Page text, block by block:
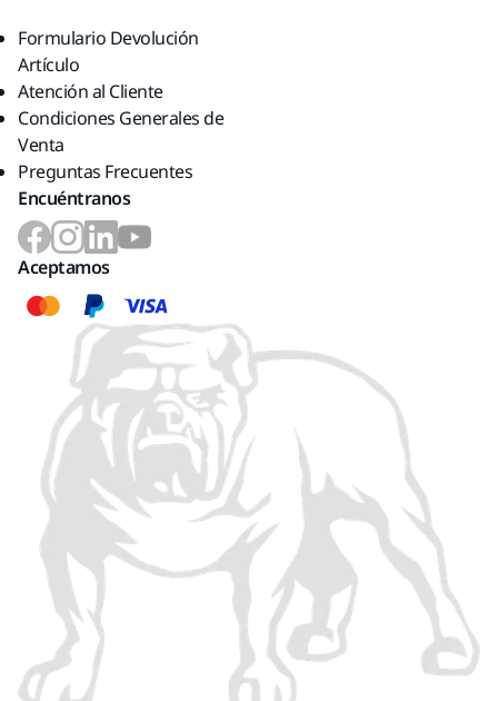
Formulario Devolución
Artículo
Atención al Cliente
Condiciones Generales de
Venta
Preguntas Frecuentes
Encuéntranos
Aceptamos